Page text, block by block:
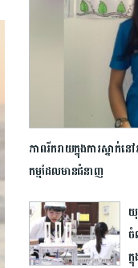
ភាពរីករាយក្នុង​ការស្នាក់ន
កម្មដែលមានជំនាញ
ក្